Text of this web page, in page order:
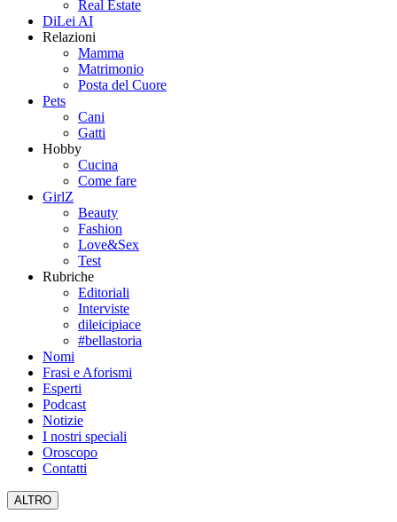
Real Estate
DiLei AI
Relazioni
Mamma
Matrimonio
Posta del Cuore
Pets
Cani
Gatti
Hobby
Cucina
Come fare
GirlZ
Beauty
Fashion
Love&Sex
Test
Rubriche
Editoriali
Interviste
dileicipiace
#bellastoria
Nomi
Frasi e Aforismi
Esperti
Podcast
Notizie
I nostri speciali
Oroscopo
Contatti
ALTRO